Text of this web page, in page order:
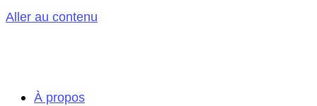
Aller au contenu
À propos